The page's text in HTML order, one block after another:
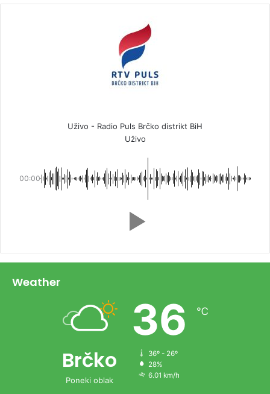
Uživo - Radio Puls Brčko distrikt BiH
Uživo
00:00
Weather
Brčko
Poneki oblak
36 ℃
36º - 26º
28%
6.01 km/h